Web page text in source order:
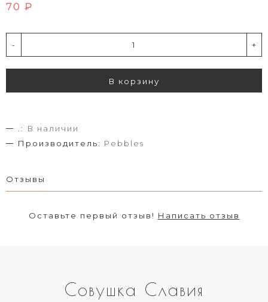
70 ₽
- +
В корзину
.:
В наличии
Производитель: Pebbles
Отзывы
Оставьте первый отзыв! Написать отзыв
Совушка Славия